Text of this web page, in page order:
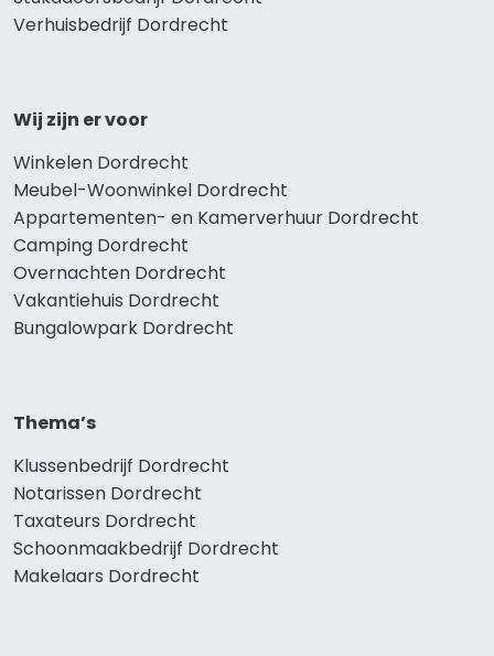
Verhuisbedrijf Dordrecht
Wij zijn er voor
Winkelen Dordrecht
Meubel-Woonwinkel Dordrecht
Appartementen- en Kamerverhuur Dordrecht
Camping Dordrecht
Overnachten Dordrecht
Vakantiehuis Dordrecht
Bungalowpark Dordrecht
Thema’s
Klussenbedrijf Dordrecht
Notarissen Dordrecht
Taxateurs Dordrecht
Schoonmaakbedrijf Dordrecht
Makelaars Dordrecht